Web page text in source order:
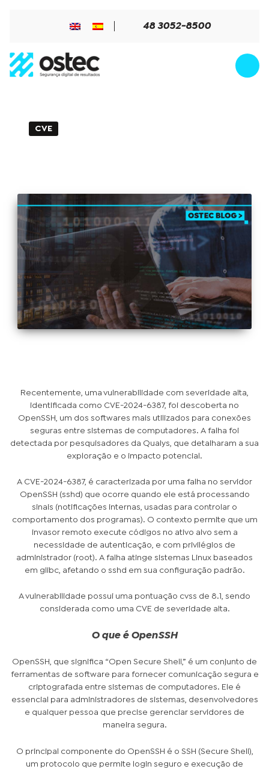
48 3052-8500
CVE
Recentemente, uma vulnerabilidade com severidade alta,
identificada como CVE-2024-6387, foi descoberta no
OpenSSH, um dos softwares mais utilizados para conexões
seguras entre sistemas de computadores. A falha foi
detectada por pesquisadores da Qualys, que detalharam a sua
exploração e o impacto potencial.
A CVE-2024-6387, é caracterizada por uma falha no servidor
OpenSSH (sshd) que ocorre quando ele está processando
sinais (notificações internas, usadas para controlar o
comportamento dos programas). O contexto permite que um
invasor remoto execute códigos no ativo alvo sem a
necessidade de autenticação, e com privilégios de
administrador (root). A falha atinge sistemas Linux baseados
em glibc, afetando o sshd em sua configuração padrão.
A vulnerabilidade possui uma pontuação cvss de 8.1, sendo
considerada como uma CVE de severidade alta.
O que é OpenSSH
OpenSSH, que significa “Open Secure Shell,” é um conjunto de
ferramentas de software para fornecer comunicação segura e
criptografada entre sistemas de computadores. Ele é
essencial para administradores de sistemas, desenvolvedores
e qualquer pessoa que precise gerenciar servidores de
maneira segura.
O principal componente do OpenSSH é o SSH (Secure Shell),
um protocolo que permite login seguro e execução de